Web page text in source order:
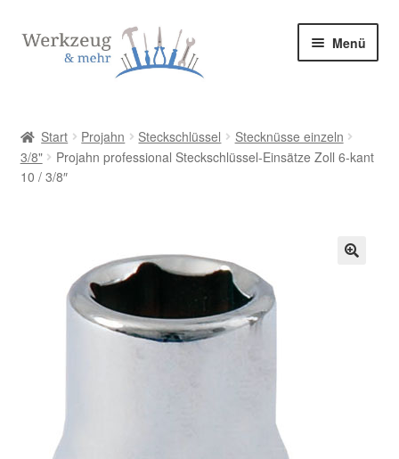
Zur
Navigation
Zum
Menü
Allgemeine Geschäftsbedingungen
Cookie-Richtlinie (EU)
Datenschutzerklärung
Datenschutzerklärung
Impressum
Start Projahn Steckschlüssel
Stecknüsse einzeln
3/8"
Projahn professional Steckschlüssel-Einsätze Zoll 6-kant
10 / 3/8″